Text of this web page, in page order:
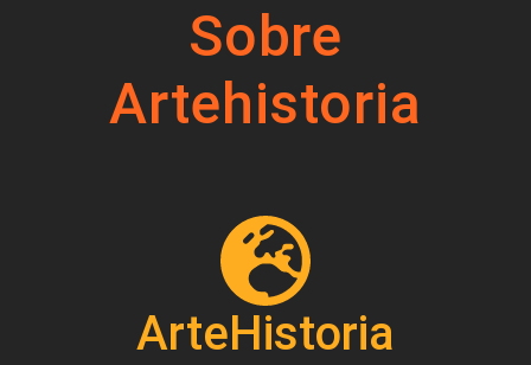
Sobre
Artehistoria
ArteHistoria